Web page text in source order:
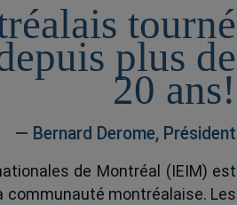
tourné
plus de
20 ans!
— Bernard Derome, Président
de Montréal (IEIM) est
communauté montréalaise. Les